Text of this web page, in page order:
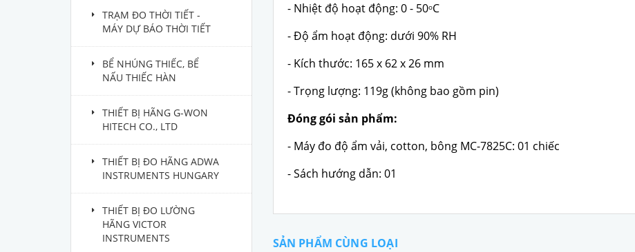
TRẠM ĐO THỜI TIẾT -
MÁY DỰ BÁO THỜI TIẾT
BỂ NHÚNG THIẾC, BỂ
NẤU THIẾC HÀN
THIẾT BỊ HÃNG G-WON
HITECH CO., LTD
THIẾT BỊ ĐO HÃNG ADWA
INSTRUMENTS HUNGARY
THIẾT BỊ ĐO LƯỜNG
HÃNG VICTOR
INSTRUMENTS
- Nhiệt độ hoạt động: 0 - 50oC
- Độ ẩm hoạt động: dưới 90% RH
- Kích thước: 165 x 62 x 26 mm
- Trọng lượng: 119g (không bao gồm pin)
Đóng gói sản phẩm:
- Máy đo độ ẩm vải, cotton, bông MC-7825C: 01 chiếc
- Sách hướng dẫn: 01
SẢN PHẨM CÙNG LOẠI